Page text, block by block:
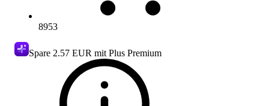
8953
Spare 2.57 EUR mit Plus Premium